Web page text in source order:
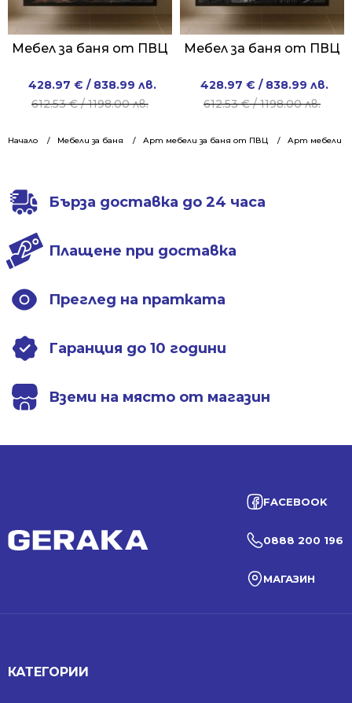
Начало Мебели за баня Арт мебели за баня от ПВЦ Арт мебели
Мебел за баня от ПВЦ
612.53€/ 1198.00 лв.
Original
price
612.53 €
428.97 € / 838.99 лв.
Current
price
428.97 €
Мебел за баня от ПВЦ
612.53€/ 1198.00 лв.
Original
price
612.53 €
428.97 € / 838.99 лв.
Current
price
428.97 €
Бърза доставка до 24 часа
Плащене при доставка
Преглед на пратката
Гаранция до 10 години
Вземи на място от магазин
FACEBOOK
0888 200 196
МАГАЗИН
КАТЕГОРИИ